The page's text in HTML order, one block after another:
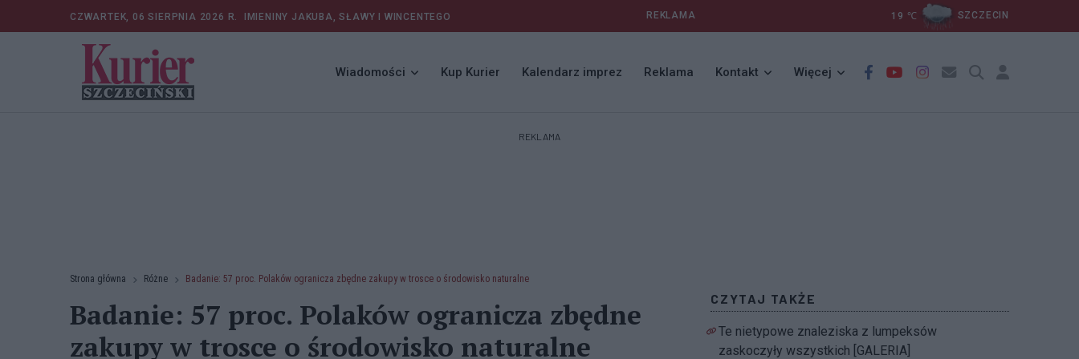
CZWARTEK, 06 SIERPNIA 2026 R. IMIENINY JAKUBA, SŁAWY I WINCENTEGO REKLAMA 19 ℃ SZCZECIN
Wiadomości Kup Kurier Kalendarz imprez Reklama Kontakt Więcej
REKLAMA
Strona główna Różne Badanie: 57 proc. Polaków ogranicza zbędne zakupy w trosce o środowisko naturalne
Badanie: 57 proc. Polaków ogranicza zbędne
zakupy w trosce o środowisko naturalne
CZYTAJ TAKŻE
Te nietypowe znaleziska z lumpeksów
zaskoczyły wszystkich [GALERIA]